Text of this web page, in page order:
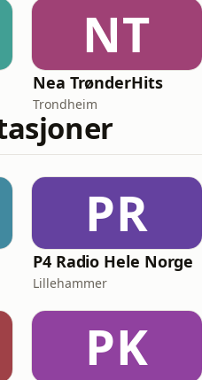
NT
Nea TrønderHits
Trondheim
PR
P4 Radio Hele Norge
Lillehammer
PK